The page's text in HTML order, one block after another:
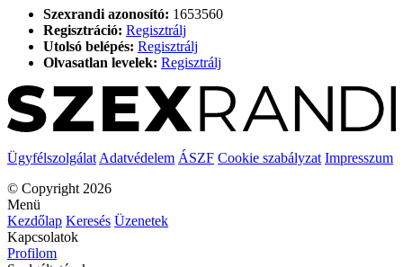
Szexrandi azonosító: 1653560
Regisztráció: Regisztrálj
Utolsó belépés: Regisztrálj
Olvasatlan levelek: Regisztrálj
Ügyfélszolgálat Adatvédelem ÁSZF Cookie szabályzat Impresszum
© Copyright 2026
Menü
Kezdőlap Keresés Üzenetek
Kapcsolatok
Profilom